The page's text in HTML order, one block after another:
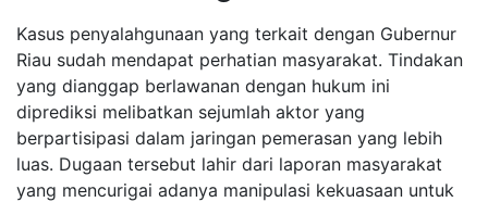
Kasus penyalahgunaan yang terkait dengan Gubernur
Riau sudah mendapat perhatian masyarakat. Tindakan
yang dianggap berlawanan dengan hukum ini
diprediksi melibatkan sejumlah aktor yang
berpartisipasi dalam jaringan pemerasan yang lebih
luas. Dugaan tersebut lahir dari laporan masyarakat
yang mencurigai adanya manipulasi kekuasaan untuk